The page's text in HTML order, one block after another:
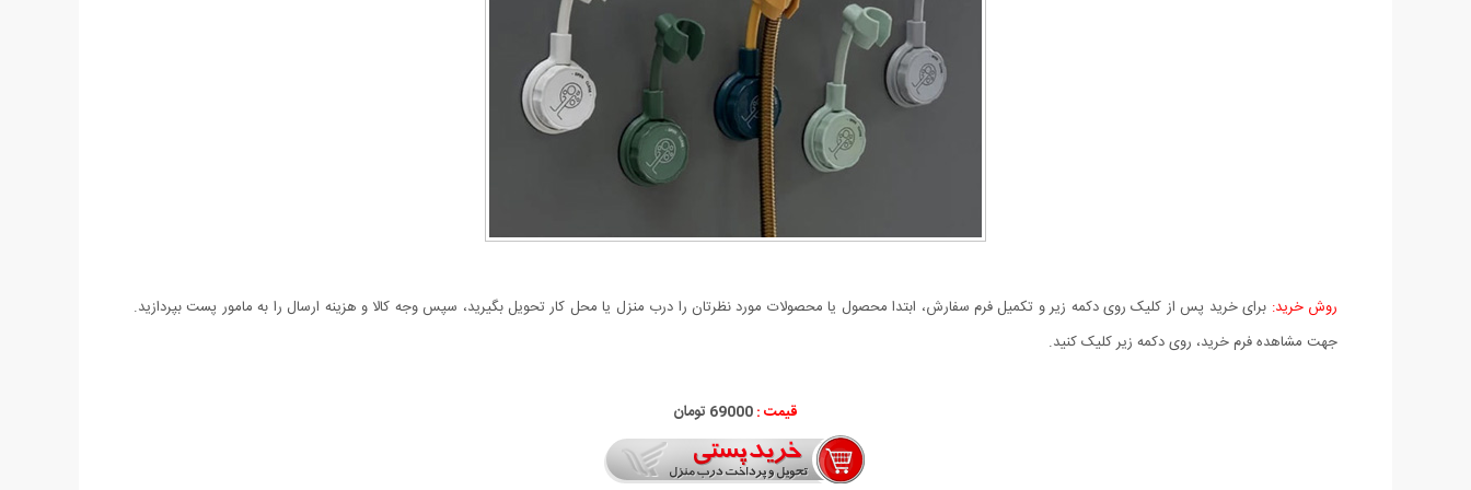
روش خرید: برای خرید پس از کلیک روی دکمه زیر و تکمیل فرم سفارش، ابتدا محصول یا محصولات مورد نظرتان را درب منزل یا محل کار تحویل بگیرید، سپس وجه کالا و هزینه ارسال را به مامور پست بپردازید.
جهت مشاهده فرم خرید، روی دکمه زیر کلیک کنید.
قیمت : 69000 تومان